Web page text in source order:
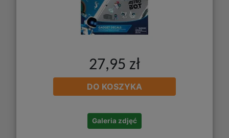
27,95 zł
DO KOSZYKA
Galeria zdjęć